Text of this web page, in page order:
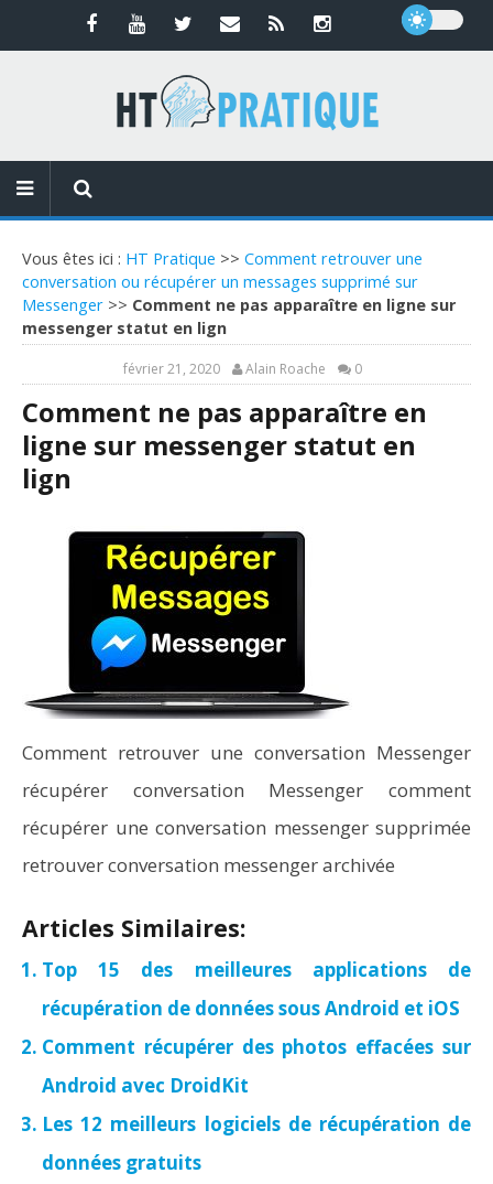
Vous êtes ici : HT Pratique >> Comment retrouver une
conversation ou récupérer un messages supprimé sur
Messenger >> Comment ne pas apparaître en ligne sur
messenger statut en lign
février 21, 2020 Alain Roache 0
Comment ne pas apparaître en
ligne sur messenger statut en
lign
Comment retrouver une conversation Messenger
récupérer conversation Messenger comment
récupérer une conversation messenger supprimée
retrouver conversation messenger archivée
Articles Similaires:
Top 15 des meilleures applications de
récupération de données sous Android et iOS
Comment récupérer des photos effacées sur
Android avec DroidKit
Les 12 meilleurs logiciels de récupération de
données gratuits